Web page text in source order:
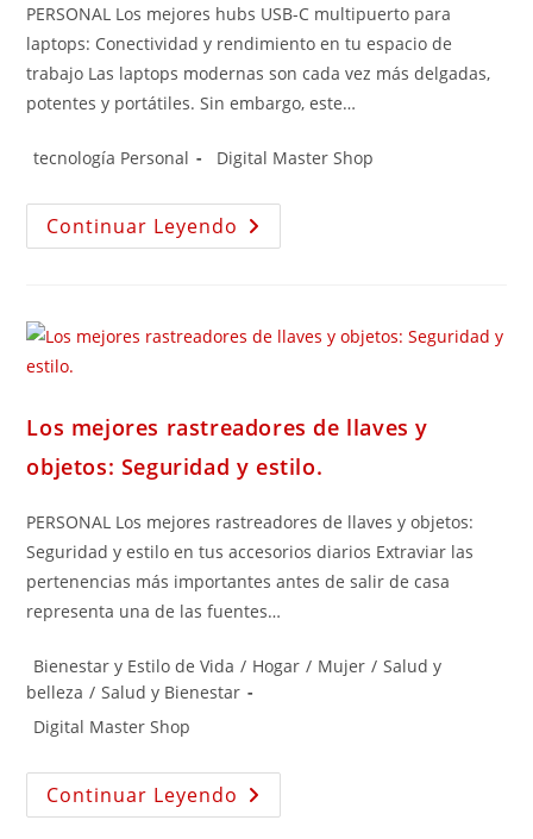
PERSONAL Los mejores hubs USB-C multipuerto para
laptops: Conectividad y rendimiento en tu espacio de
trabajo Las laptops modernas son cada vez más delgadas,
potentes y portátiles. Sin embargo, este…
tecnología Personal Digital Master Shop
Continuar Leyendo
Los mejores rastreadores de llaves y
objetos: Seguridad y estilo.
PERSONAL Los mejores rastreadores de llaves y objetos:
Seguridad y estilo en tus accesorios diarios Extraviar las
pertenencias más importantes antes de salir de casa
representa una de las fuentes…
Bienestar y Estilo de Vida / Hogar / Mujer / Salud y
belleza / Salud y Bienestar
Digital Master Shop
Continuar Leyendo